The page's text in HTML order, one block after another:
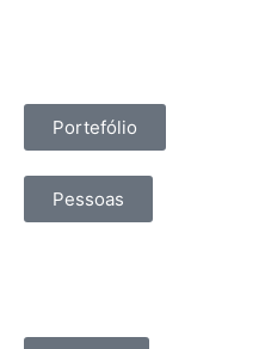
Portefólio
Pessoas